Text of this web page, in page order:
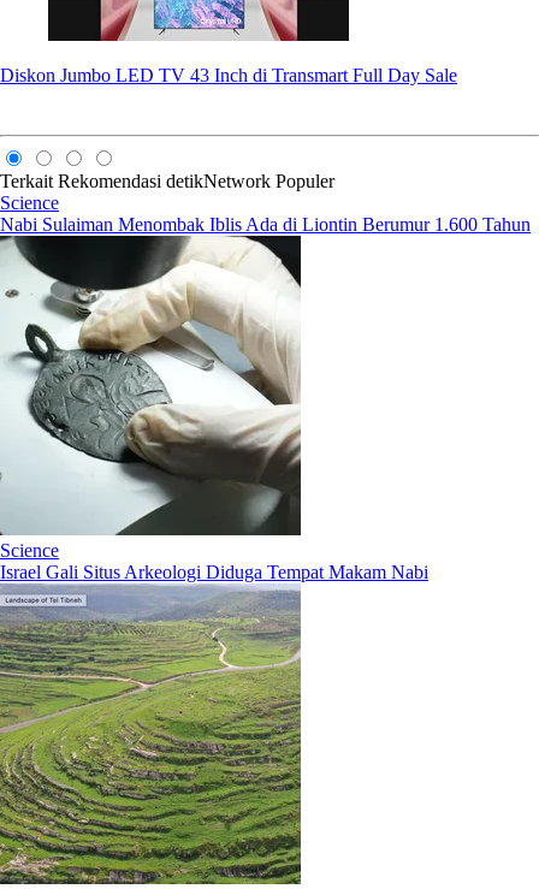
Diskon Jumbo LED TV 43 Inch di Transmart Full Day Sale
Terkait Rekomendasi detikNetwork Populer
Science
Nabi Sulaiman Menombak Iblis Ada di Liontin Berumur 1.600 Tahun
Science
Israel Gali Situs Arkeologi Diduga Tempat Makam Nabi